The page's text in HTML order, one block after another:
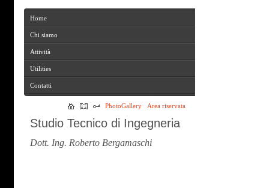
PhotoGallery Area riservata
Studio Tecnico di Ingegneria
Dott. Ing. Roberto Bergamaschi
Home
Chi siamo
Attività
Utilities
Contatti